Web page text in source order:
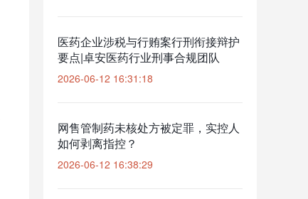
医药企业涉税与行贿案行刑衔接辩护
要点|卓安医药行业刑事合规团队
2026-06-12 16:31:18
网售管制药未核处方被定罪，实控人
如何剥离指控？
2026-06-12 16:38:29